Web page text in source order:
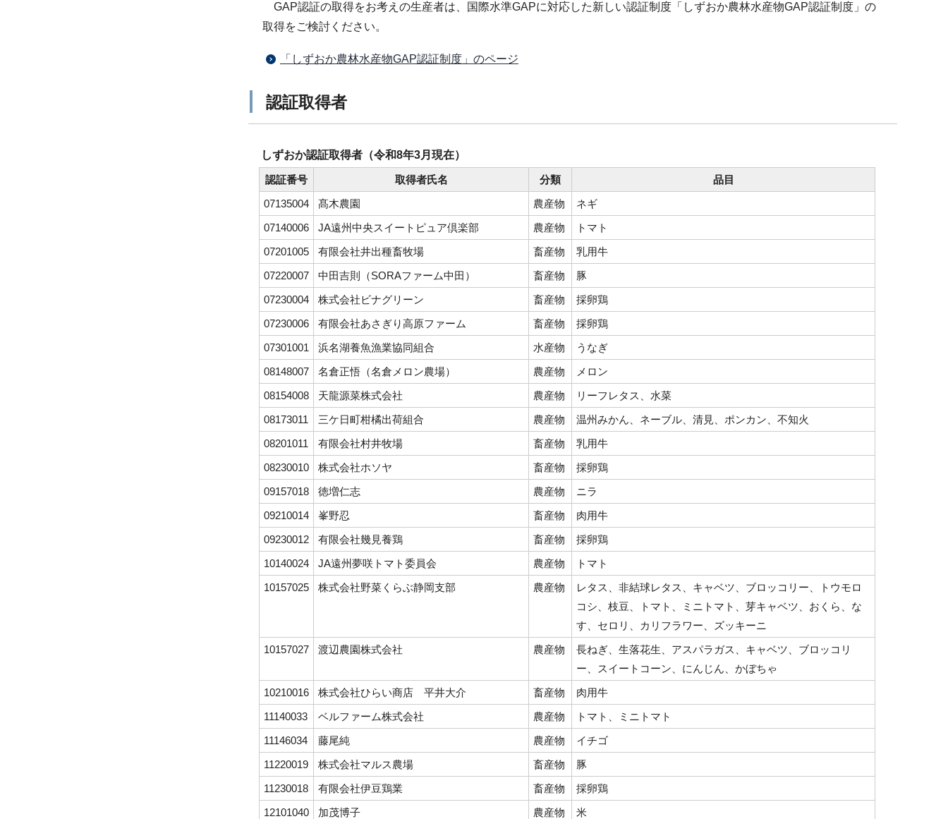
GAP認証の取得をお考えの生産者は、国際水準GAPに対応した新しい認証制度「しずおか農林水産物GAP認証制度」の
取得をご検討ください。
「しずおか農林水産物GAP認証制度」のページ
認証取得者
しずおか認証取得者（令和8年3月現在）
認証番号 取得者氏名 分類
品目
07135004
髙木農園 農産物
ネギ
07140006
JA遠州中央スイートピュア倶楽部 農産物
トマト
07201005
有限会社井出種畜牧場 畜産物
乳用牛
07220007
中田吉則（SORAファーム中田） 畜産物
豚
07230004
株式会社ビナグリーン 畜産物
採卵鶏
07230006
有限会社あさぎり高原ファーム 畜産物
採卵鶏
07301001
浜名湖養魚漁業協同組合 水産物
うなぎ
08148007
名倉正悟（名倉メロン農場） 農産物
メロン
08154008
天龍源菜株式会社 農産物
リーフレタス、水菜
08173011
三ケ日町柑橘出荷組合 農産物
温州みかん、ネーブル、清見、ポンカン、不知火
08201011
有限会社村井牧場 畜産物
乳用牛
08230010
株式会社ホソヤ 畜産物
採卵鶏
09157018
徳増仁志 農産物
ニラ
09210014
峯野忍 畜産物
肉用牛
09230012
有限会社幾見養鶏 畜産物
採卵鶏
10140024
JA遠州夢咲トマト委員会 農産物
トマト
10157025
株式会社野菜くらぶ静岡支部 農産物
レタス、非結球レタス、キャベツ、ブロッコリー、トウモロ
コシ、枝豆、トマト、ミニトマト、芽キャベツ、おくら、な
す、セロリ、カリフラワー、ズッキーニ
10157027
渡辺農園株式会社 農産物
長ねぎ、生落花生、アスパラガス、キャベツ、ブロッコリ
ー、スイートコーン、にんじん、かぼちゃ
10210016
株式会社ひらい商店 平井大介 畜産物
肉用牛
11140033
ベルファーム株式会社 農産物
トマト、ミニトマト
11146034
藤尾純 農産物
イチゴ
11220019
株式会社マルス農場 畜産物
豚
11230018
有限会社伊豆鶏業 畜産物
採卵鶏
12101040
加茂博子 農産物
米